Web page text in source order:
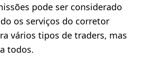
pode ser considerado
os serviços do corretor
vários tipos de traders, mas
todos.